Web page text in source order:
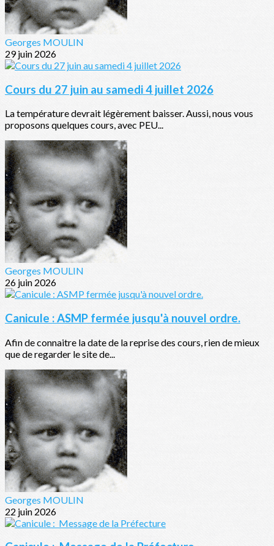
Georges MOULIN
29 juin 2026
Cours du 27 juin au samedi 4 juillet 2026
La température devrait légèrement baisser. Aussi, nous vous
proposons quelques cours, avec PEU...
Georges MOULIN
26 juin 2026
Canicule : ASMP fermée jusqu'à nouvel ordre.
Afin de connaitre la date de la reprise des cours, rien de mieux
que de regarder le site de...
Georges MOULIN
22 juin 2026